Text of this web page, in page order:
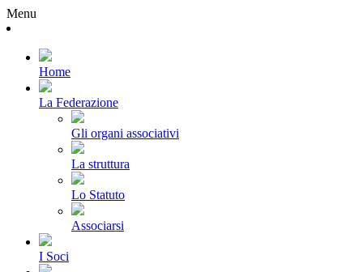
Menu
Home
La Federazione
Gli organi associativi
La struttura
Lo Statuto
Associarsi
I Soci